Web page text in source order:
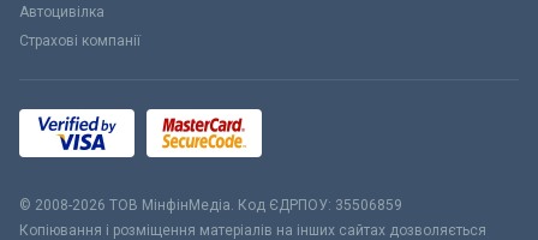
Автоцивілка
Страхові компанії
© 2008-2026 ТОВ МiнфiнМедiа. Код ЄДРПОУ: 35506859
Копіювання і розміщення матеріалів на інших сайтах дозволяється